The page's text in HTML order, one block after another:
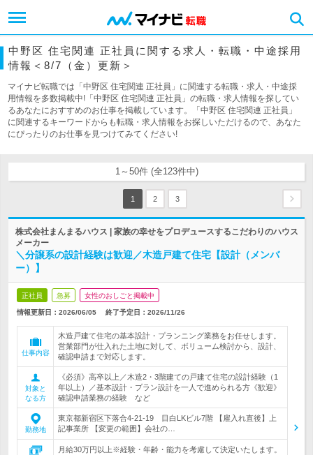
中野区 住宅関連 正社員に関する求人・転職・中途採用
情報＜8/7（金）更新＞
マイナビ転職では「中野区 住宅関連 正社員」に関連する転職・求人・中途採
用情報を多数掲載中!「中野区 住宅関連 正社員」の転職・求人情報を探してい
るあなたにおすすめのお仕事を掲載しています。「中野区 住宅関連 正社員」
に関連するキーワードからも転職・求人情報をお探しいただけるので、あなた
にぴったりのお仕事を見つけてみてください!
1～50件 (全123件中)
1 2 3
株式会社まんまるハウス | 家族の幸せをプロデュースするこだわりのハウス
メーカー
＼分譲系の設計経験は歓迎／木造戸建て住宅【設計（メンバ
ー）】
正社員 急募 女性のおしごと掲載中
情報更新日：2026/06/05 終了予定日： 2026/11/26
仕事内容
木造戸建て住宅の基本設計・プランニング業務をお任せします。
営業部門が仕入れた土地に対して、ボリューム検討から、設計、
確認申請まで対応します。
対象と
なる方
《必須》高卒以上／木造2・3階建ての戸建て住宅の設計経験（1
年以上）／基本設計・プラン設計を一人で進められる方《歓迎》
確認申請業務の経験 など
勤務地
東京都新宿区下落合4-21-19 目白LKビル7階 【雇入れ直後】上
記事業所 【変更の範囲】会社の…
月給30万円以上※経験・年齢・能力を考慮して決定いたします。